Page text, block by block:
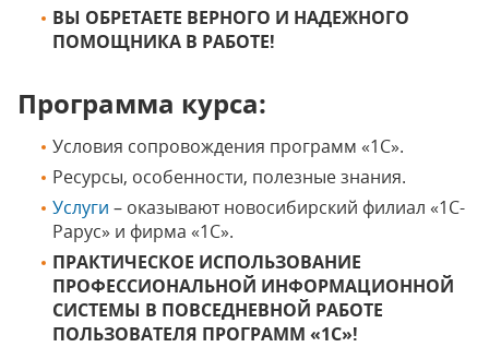
ВЫ ОБРЕТАЕТЕ ВЕРНОГО И НАДЕЖНОГО
ПОМОЩНИКА В РАБОТЕ!
Программа курса:
Условия сопровождения программ «1С».
Ресурсы, особенности, полезные знания.
Услуги – оказывают новосибирский филиал «1С-
Рарус» и фирма «1С».
ПРАКТИЧЕСКОЕ ИСПОЛЬЗОВАНИЕ
ПРОФЕССИОНАЛЬНОЙ ИНФОРМАЦИОННОЙ
СИСТЕМЫ В ПОВСЕДНЕВНОЙ РАБОТЕ
ПОЛЬЗОВАТЕЛЯ ПРОГРАММ «1С»!